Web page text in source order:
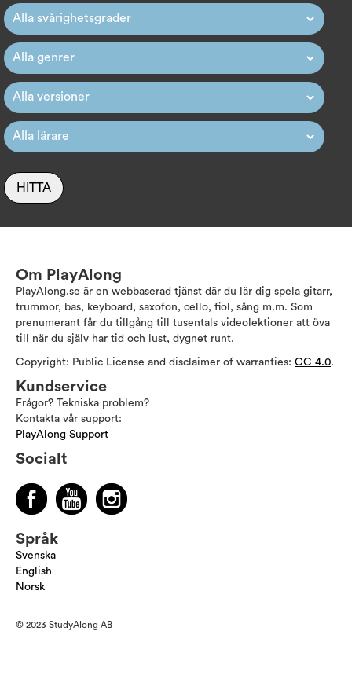
HITTA
Om PlayAlong
PlayAlong.se är en webbaserad tjänst där du lär dig spela gitarr,
trummor, bas, keyboard, saxofon, cello, fiol, sång m.m. Som
prenumerant får du tillgång till tusentals videolektioner att öva
till när du själv har tid och lust, dygnet runt.
Copyright: Public License and disclaimer of warranties: CC 4.0.
Kundservice
Frågor? Tekniska problem?
Kontakta vår support:
PlayAlong Support
Socialt
Språk
Svenska
English
Norsk
© 2023 StudyAlong AB